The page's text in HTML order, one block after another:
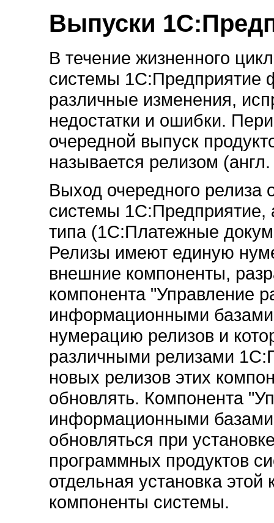
Выпуски
В течение жизненного
системы 1С:Предприятие
различные изменения,
недостатки и ошибки.
очередной выпуск
называется релизом
Выход очередного релиза
системы 1С:Предприятие,
типа (1С:Платежные
Релизы имеют единую
внешние компоненты,
компонента "Управление
информационными
нумерацию релизов и
различными релизами
новых релизов этих
обновлять. Компонента
информационными
обновляться при
программных продуктов
отдельная установка
компоненты системы.